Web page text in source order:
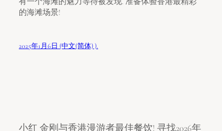
的海滩场景!
2025年1月6日 (中文(简体) ).
小红 金刚与香港漫游者最佳餐饮! 寻找2026年